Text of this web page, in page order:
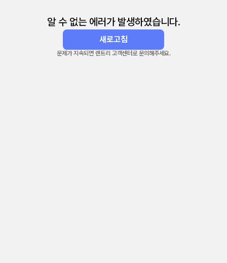
알 수 없는 에러가 발생하였습니다.
새로고침
문제가 지속되면 렌트리 고객센터로 문의해주세요.